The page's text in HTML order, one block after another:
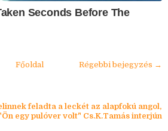
Seconds Before The
Régebbi bejegyzés →
Főoldal
feladta a leckét az alapfokú angol,
egy pulóver volt" Cs.K.Tamás interjún